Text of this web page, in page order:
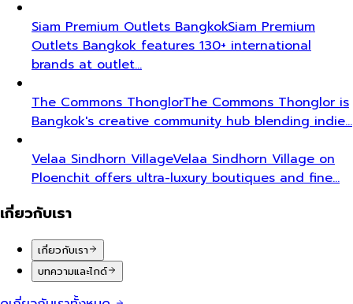
Siam Premium Outlets BangkokSiam Premium
Outlets Bangkok features 130+ international
brands at outlet…
The Commons ThonglorThe Commons Thonglor is
Bangkok's creative community hub blending indie…
Velaa Sindhorn VillageVelaa Sindhorn Village on
Ploenchit offers ultra-luxury boutiques and fine…
เกี่ยวกับเรา
เกี่ยวกับเรา
บทความและไกด์